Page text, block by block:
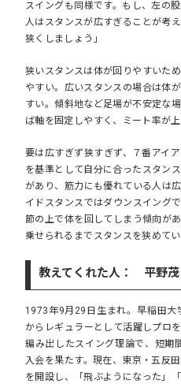
スイングも同様です。もし、左の
人はスタンスが広すぎることが考
狭くしましょう」
狭いスタンスは体が回りやすいた
やすい。広いスタンスの場合は体
すい。傾斜地など足場が不安定な
ば軸を固定しやすく、ミート率が
要は広すぎず狭すぎず、７番アイ
を基準として自分に合ったスタン
があり、筋力にも優れている人は
イドスタンスではダウンスイング
節の上で体を回してしまう傾向が
乗せられるまでスタンスを狭めてい
教えてくれた人： 平野茂
1973年9月29日生まれ。早稲田
からレギュラーとして活躍しプロ
編み出したスイング理論で、短期
入会を果たす。現在、東京・五反
を開設し、「飛ぶようになった」